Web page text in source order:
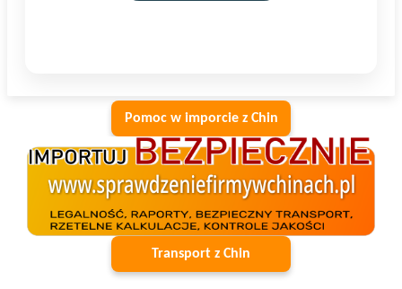
Pomoc w imporcie z Chin
Transport z Chin